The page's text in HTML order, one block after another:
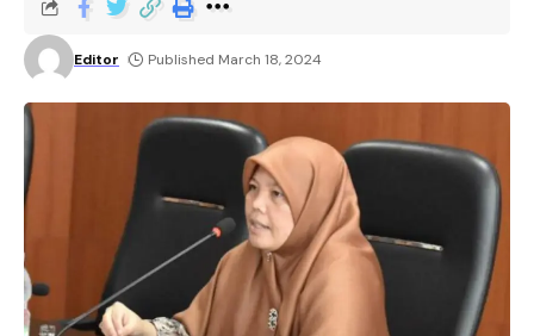
Editor Published March 18, 2024